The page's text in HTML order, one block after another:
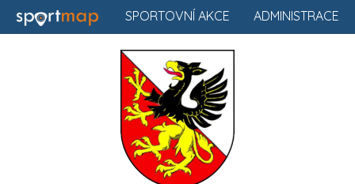
ADMINISTRACE
SPORTOVNÍ AKCE